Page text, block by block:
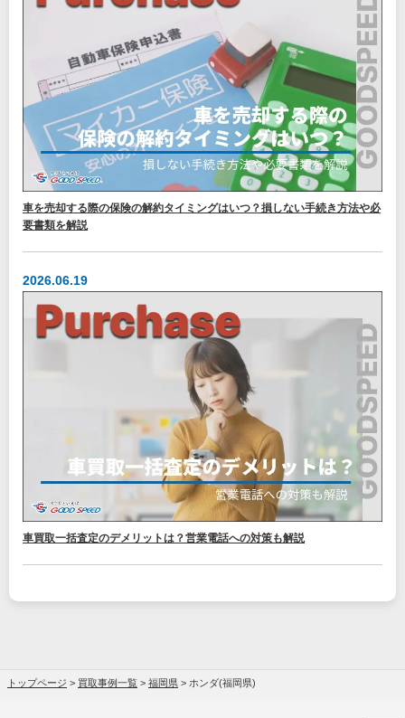
車を売却する際の保険の解約タイミングはいつ？損しない手続き方法や必
要書類を解説
2026.06.19
車買取一括査定のデメリットは？営業電話への対策も解説
トップページ > 買取事例一覧 > 福岡県 > ホンダ(福岡県)